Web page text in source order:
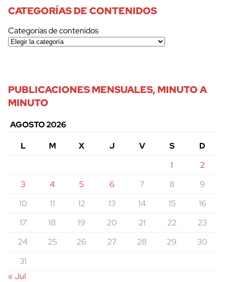
CATEGORÍAS DE CONTENIDOS
Categorías de contenidos
PUBLICACIONES MENSUALES, MINUTO A
MINUTO
AGOSTO 2026
L
M X J V S
D
1
2
3
4 5 6 7 8
9
10
11 12 13 14 15
16
17
18 19 20 21 22
23
24
25 26 27 28 29
30
31
« Jul